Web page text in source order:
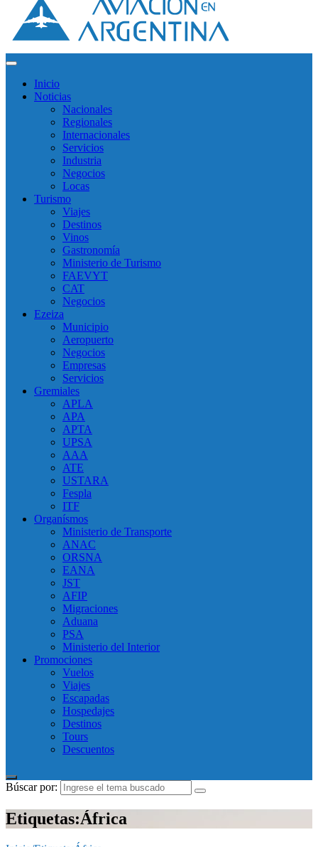
Inicio
Noticias
Nacionales
Regionales
Internacionales
Servicios
Industria
Negocios
Locas
Turismo
Viajes
Destinos
Vinos
Gastronomía
Ministerio de Turismo
FAEVYT
CAT
Negocios
Ezeiza
Municipio
Aeropuerto
Negocios
Empresas
Servicios
Gremiales
APLA
APA
APTA
UPSA
AAA
ATE
USTARA
Fespla
ITF
Organísmos
Ministerio de Transporte
ANAC
ORSNA
EANA
JST
AFIP
Migraciones
Aduana
PSA
Ministerio del Interior
Promociones
Vuelos
Viajes
Escapadas
Hospedajes
Destinos
Tours
Descuentos
Búscar por:
Etiquetas:África